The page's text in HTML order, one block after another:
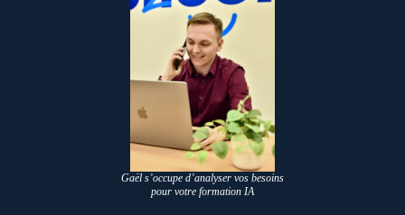
Gaël s’occupe d’analyser vos besoins
pour votre formation IA